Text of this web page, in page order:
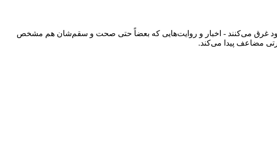
خود غرق می‌کنند - اخبار و روایت‌هایی که بعضاً حتی صحت و سقم‌شان هم مشخص
مضاعف پیدا می‌کند.